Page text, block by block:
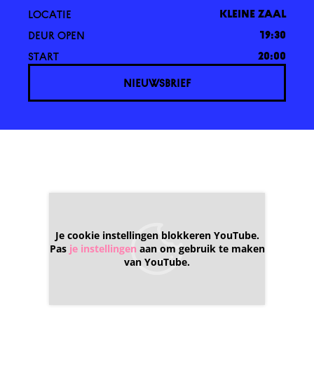
LOCATIE KLEINE ZAAL
DEUR OPEN 19:30
START 20:00
NIEUWSBRIEF
Je cookie instellingen blokkeren YouTube.
Pas je instellingen aan om gebruik te maken
van YouTube.